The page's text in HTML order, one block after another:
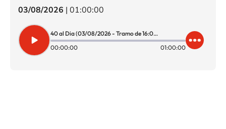
03/08/2026 | 01:00:00
40 al Dia (03/08/2026 - Tramo de 16:00 a 17:00)
00:00:00
01:00:00